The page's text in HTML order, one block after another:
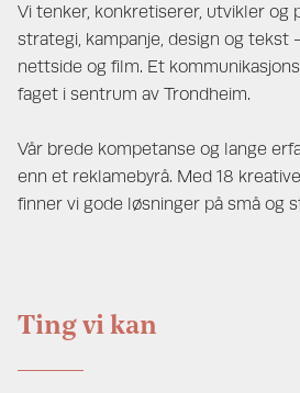
Vi tenker, konkretiserer, utvikler og
strategi, kampanje, design og tekst
nettside og film. Et
faget i sentrum av Trondheim.
Vår brede kompetanse og lange
enn et reklamebyrå. Med 18
finner vi gode løsninger på små og
Ting vi kan